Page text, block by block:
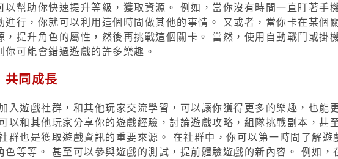
幫助你快速提升等級，獲取資源。 例如，當你沒有時間一直盯著手
行，你就可以利用這個時間做其他的事情。 又或者，當你卡在某個
提升角色的屬性，然後再挑戰這個關卡。 當然，使用自動戰鬥或掛
可能會錯過遊戲的許多樂趣。
共同成長
入遊戲社群，和其他玩家交流學習，可以讓你獲得更多的樂趣，也能
以和其他玩家分享你的遊戲經驗，討論遊戲攻略，組隊挑戰副本，甚
群也是獲取遊戲資訊的重要來源。 在社群中，你可以第一時間了解遊
等等。 甚至可以參與遊戲的測試，提前體驗遊戲的新內容。 例如，